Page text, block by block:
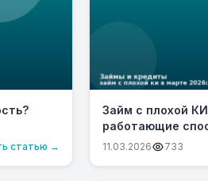
статью →
Займ с плохой
работающие
11.03.2026 733